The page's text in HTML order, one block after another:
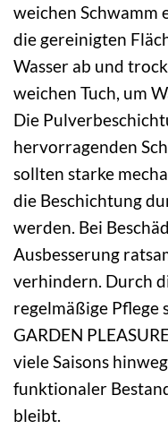
weichen Schwamm
die gereinigten
Wasser ab und
weichen Tuch, um
Die
hervorragenden
sollten starke
die Beschichtung
werden. Bei
Ausbesserung
verhindern. Durch
regelmäßige Pflege
GARDEN
viele Saisons
funktionaler
bleibt.